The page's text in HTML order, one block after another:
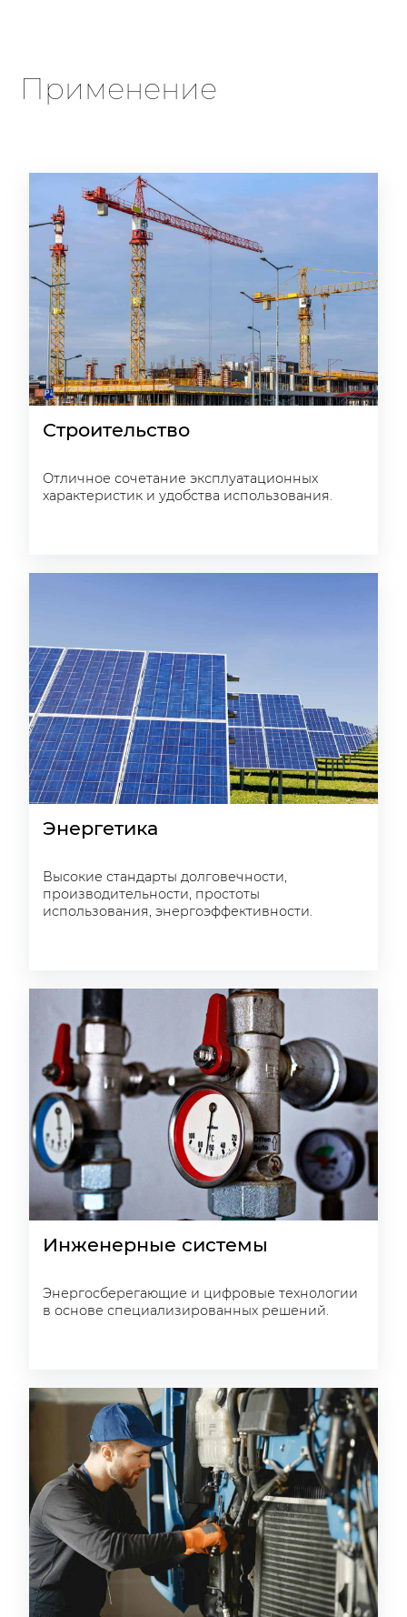
Применение
Строительство
Отличное сочетание эксплуатационных
характеристик и удобства использования.
Энергетика
Высокие стандарты долговечности,
производительности, простоты
использования, энергоэффективности.
Инженерные системы
Энергосберегающие и цифровые технологии
в основе специализированных решений.